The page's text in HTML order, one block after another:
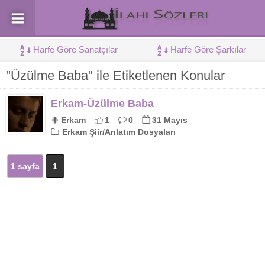
Harfe Göre Sanatçılar Harfe Göre Şarkılar
"Üzülme Baba" ile Etiketlenen Konular
Erkam-Üzülme Baba
Erkam 1 0
31 Mayıs
Erkam Şiir/Anlatım Dosyaları
1 sayfa 1